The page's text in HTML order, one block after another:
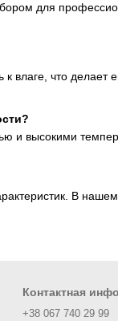
для
к влаге, что
и высокими
В
Контактная
+38 067 740 29 99